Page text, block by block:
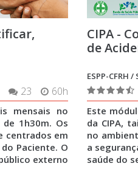
60h
23
mensais no
1h30m. Os
centrados em
Paciente. O
externo
CIPA -
de
ESPP-CFRH /
Este
da CIPA,
no
a
saúde do